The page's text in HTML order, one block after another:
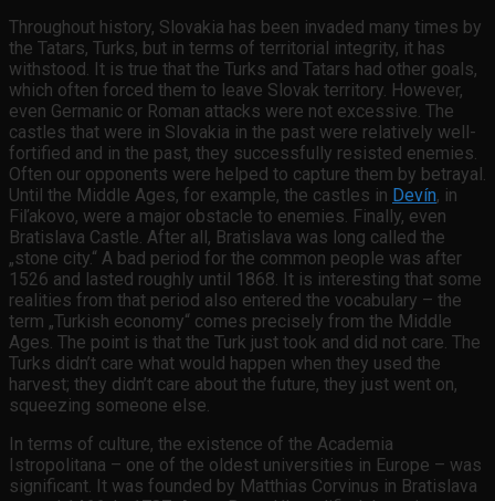
Throughout history, Slovakia has been invaded many times by
the Tatars, Turks, but in terms of territorial integrity, it has
withstood. It is true that the Turks and Tatars had other goals,
which often forced them to leave Slovak territory. However,
even Germanic or Roman attacks were not excessive. The
castles that were in Slovakia in the past were relatively well-
fortified and in the past, they successfully resisted enemies.
Often our opponents were helped to capture them by betrayal.
Until the Middle Ages, for example, the castles in Devín, in
Fiľakovo, were a major obstacle to enemies. Finally, even
Bratislava Castle. After all, Bratislava was long called the
„stone city.“ A bad period for the common people was after
1526 and lasted roughly until 1868. It is interesting that some
realities from that period also entered the vocabulary – the
term „Turkish economy“ comes precisely from the Middle
Ages. The point is that the Turk just took and did not care. The
Turks didn’t care what would happen when they used the
harvest; they didn’t care about the future, they just went on,
squeezing someone else.
In terms of culture, the existence of the Academia
Istropolitana – one of the oldest universities in Europe – was
significant. It was founded by Matthias Corvinus in Bratislava